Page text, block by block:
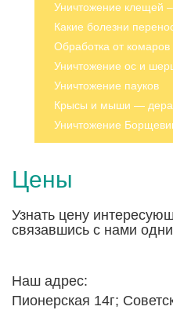
Уничтожение клещей
Какие болезни
Обработка от комаров
Уничтожение ос и
Уничтожение пауков
Крысы и мыши —
Уничтожение
Цены
Узнать цену
связавшись с нами
Наш адрес:
Пионерская 14г;